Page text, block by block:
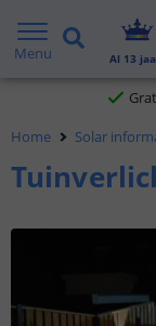
Menu Al 13
Home Solar